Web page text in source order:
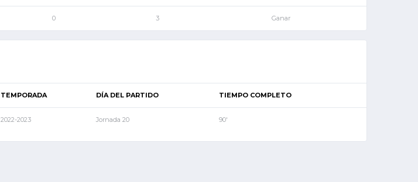
0 3 Ganar
TEMPORADA DÍA DEL PARTIDO TIEMPO COMPLETO
2022-2023 Jornada 20 90'